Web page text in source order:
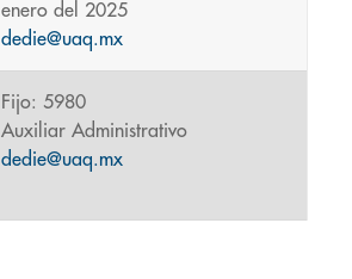
enero del 2025
dedie@uaq.mx
Fijo: 5980
Auxiliar Administrativo
dedie@uaq.mx